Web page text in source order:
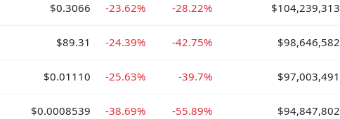
$0.3066 -23.62% -28.22% $104,239,313
$89.31 -24.39% -42.75% $98,646,582
$0.01110 -25.63% -39.7% $97,003,491
$0.0008539 -38.69% -55.89% $94,847,802